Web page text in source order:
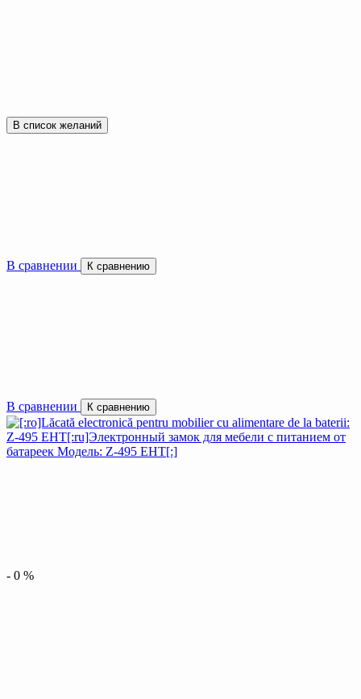
В список желаний
В сравнении К сравнению
В сравнении К сравнению
- 0 %